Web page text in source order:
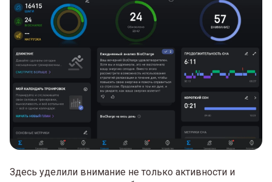
Здесь уделили внимание не только активности и